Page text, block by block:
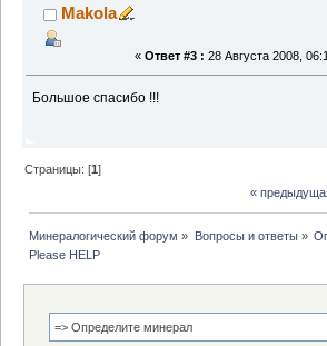
Makola
« Ответ #3 : 28 Августа 2008,
Большое спасибо !!!
Страницы: [1]
«
Минералогический форум » Вопросы и ответы»
Please HELP